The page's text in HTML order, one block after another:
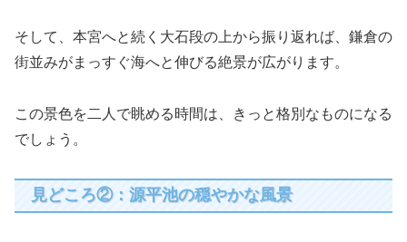
そして、本宮へと続く大石段の上から振り返れば、鎌倉の
街並みがまっすぐ海へと伸びる絶景が広がります。
この景色を二人で眺める時間は、きっと格別なものになる
でしょう。
見どころ②：源平池の穏やかな風景